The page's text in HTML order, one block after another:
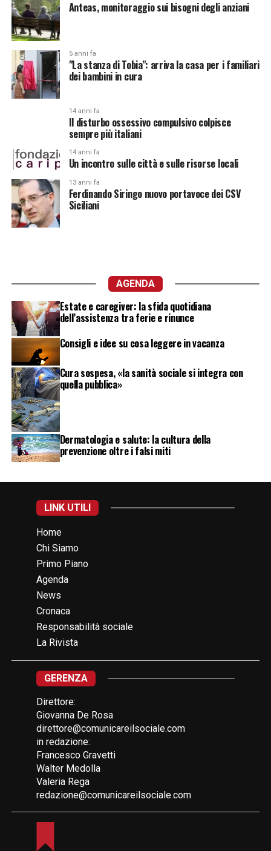
Anteas, monitoraggio sui bisogni degli anziani
5 anni fa
"La stanza di Tobia": arriva la casa per i familiari
dei bambini in cura
14 anni fa
Il disturbo ossessivo compulsivo colpisce
sempre più italiani
14 anni fa
Un incontro sulle città e sulle risorse locali
13 anni fa
Ferdinando Siringo nuovo portavoce dei CSV
Siciliani
AGENDA
Estate e caregiver: la sfida quotidiana
dell’assistenza tra ferie e rinunce
Consigli e idee su cosa leggere in vacanza
Cura sospesa, «la sanità sociale si integra con
quella pubblica»
Dermatologia e salute: la cultura della
prevenzione oltre i falsi miti
LINK UTILI
Home
Chi Siamo
Primo Piano
Agenda
News
Cronaca
Responsabilità sociale
La Rivista
GERENZA
Direttore:
Giovanna De Rosa
direttore@comunicareilsociale.com
in redazione:
Francesco Gravetti
Walter Medolla
Valeria Rega
redazione@comunicareilsociale.com